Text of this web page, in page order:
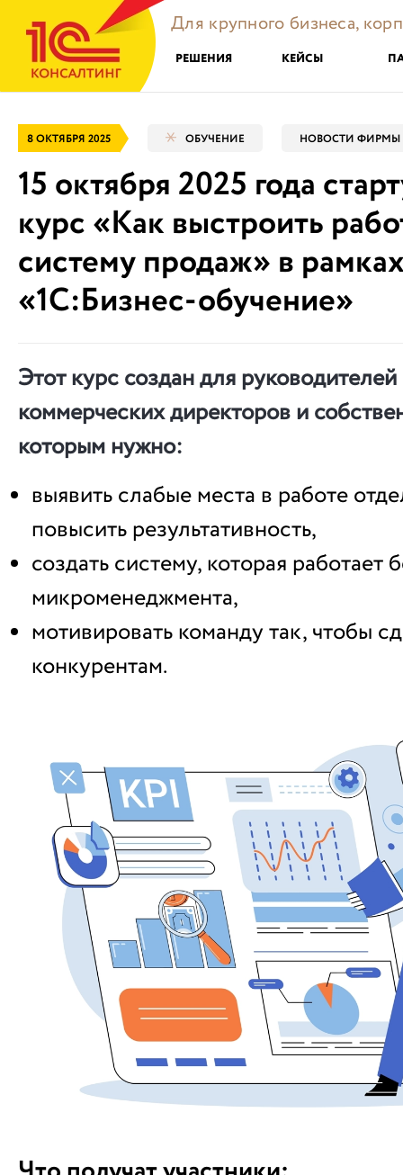
Для крупного бизнеса,
РЕШЕНИЯ КЕЙСЫ
8 ОКТЯБРЯ 2025 ОБУЧЕНИЕ НОВОСТИ ФИРМЫ
15 октября 2025 года
курс «Как выстроить
систему продаж» в
«1С:Бизнес-обучение»
Этот курс создан для
коммерческих директоров и
которым нужно:
выявить слабые места в работе
повысить результативность,
создать систему, которая работает
микроменеджмента,
мотивировать команду так, чтобы
конкурентам.